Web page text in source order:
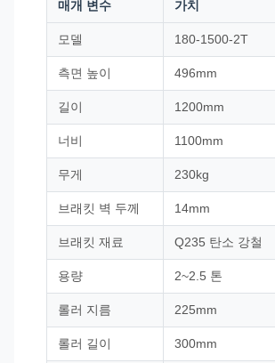
매개 변수 가치
모델 180-1500-2T
측면 높이 496mm
길이 1200mm
너비 1100mm
무게 230kg
브래킷 벽 두께 14mm
브래킷 재료 Q235 탄소 강철
용량 2~2.5 톤
롤러 지름 225mm
롤러 길이 300mm